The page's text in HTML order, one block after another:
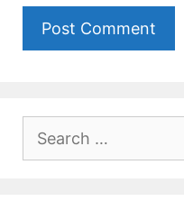
Search
for: